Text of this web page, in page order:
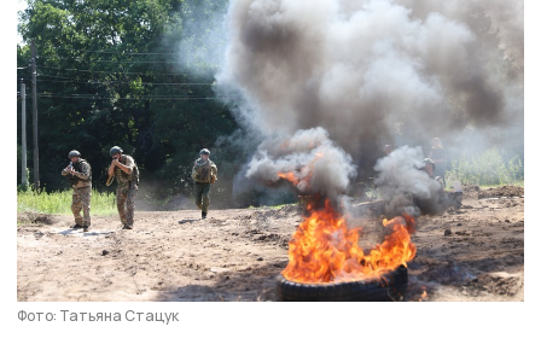
Фото: Татьяна Стацук